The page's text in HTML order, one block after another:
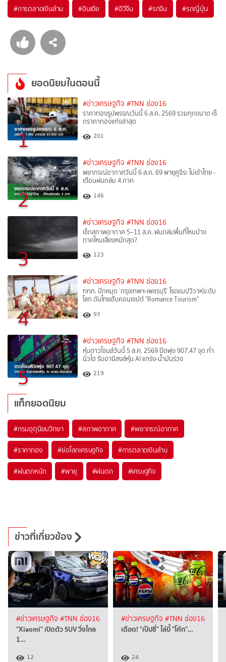
#การตลาดเงินล้าน #อินเดีย #อีวีจีน #รถจีน #รถญี่ปุ่น
ยอดนิยมในตอนนี้
1
#ข่าวเศรษฐกิจ #TNN ช่อง16
ราคาทองรูปพรรณวันนี้ 6 ส.ค. 2569 รวมทุกขนาด เช็
กราคาทองแท่งล่าสุด
201
2
#ข่าวเศรษฐกิจ #TNN ช่อง16
พยากรณ์อากาศวันนี้ 6 ส.ค. 69 พายุคูจิระ ไม่เข้าไทย -
เตือนฝนถล่ม 4 ภาค
146
3
#ข่าวเศรษฐกิจ #TNN ช่อง16
เช็กสภาพอากาศ 5–11 ส.ค. ฝนถล่มพื้นที่ไหนบ้าง
ภาคไหนเสี่ยงหนักสุด?
123
4
#ข่าวเศรษฐกิจ #TNN ช่อง16
ททท. ปักหมุด ‘กรุงเทพฯ-เพชรบุรี’ โรดแมปวิวาห์ระดับ
โลก ดันไทยฮับคอนเซปต์ "Romance Tourism"
93
5
#ข่าวเศรษฐกิจ #TNN ช่อง16
หุ้นดาวโจนส์วันนี้ 5 ส.ค. 2569 ปิดพุ่ง 907.47 จุด ทำ
นิวไฮ รับอานิสงส์หุ้น AI แกร่ง-น้ำมันร่วง
219
แท็กยอดนิยม
#กรมอุตุนิยมวิทยา #สภาพอากาศ #พยากรณ์อากาศ
#ราคาทอง #ย่อโลกเศรษฐกิจ #การตลาดเงินล้าน
#ฝนตกหนัก #พายุ #ฝนตก #เศรษฐกิจ
ข่าวที่เกี่ยวข้อง
#ข่าวเศรษฐกิจ #TNN ช่อง16
"Xiaomi" เปิดตัว SUV วิ่งไกล
1…
12
#ข่าวเศรษฐกิจ #TNN ช่อง16
เดือด! "เป๊ปซี่" ไล่บี้ "โค้ก"…
24